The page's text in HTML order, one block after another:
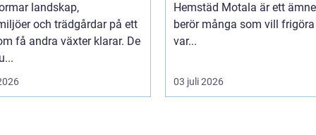
landskap,
och trädgårdar på ett
få andra växter klarar. De
Hemstäd Motala är ett
berör många som vill
var...
03 juli 2026